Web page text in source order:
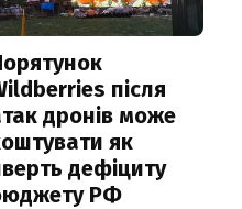
після
дронів може
як
дефіциту
РФ